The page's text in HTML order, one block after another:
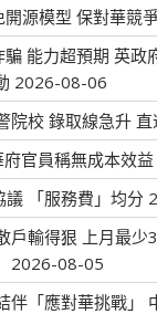
源模型 保對華競
能力超預期 英政
2026-08-06
院校 錄取線急升
官員稱無成本效益
議 「服務費」均分
戶輸得狠 上月最少
2026-08-05
伴「應對華挑戰」